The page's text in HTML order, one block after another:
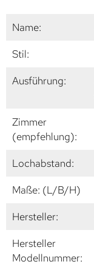
Name:
Stil:
Ausführung:
Zimmer
(empfehlung):
Lochabstand:
Maße: (L/B/H)
Hersteller:
Hersteller
Modellnummer: